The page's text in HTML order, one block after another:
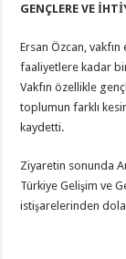
GENÇLERE VE
Ersan Özcan,
faaliyetlere kadar
Vakfın özellikle
toplumun farklı
kaydetti.
Ziyaretin sonunda
Türkiye Gelişim ve
istişarelerinden